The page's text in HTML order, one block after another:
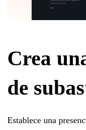
Crea
de
Establece una